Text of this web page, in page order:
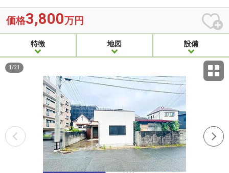
価格3,800万円
特徴 地図 設備
1 /21